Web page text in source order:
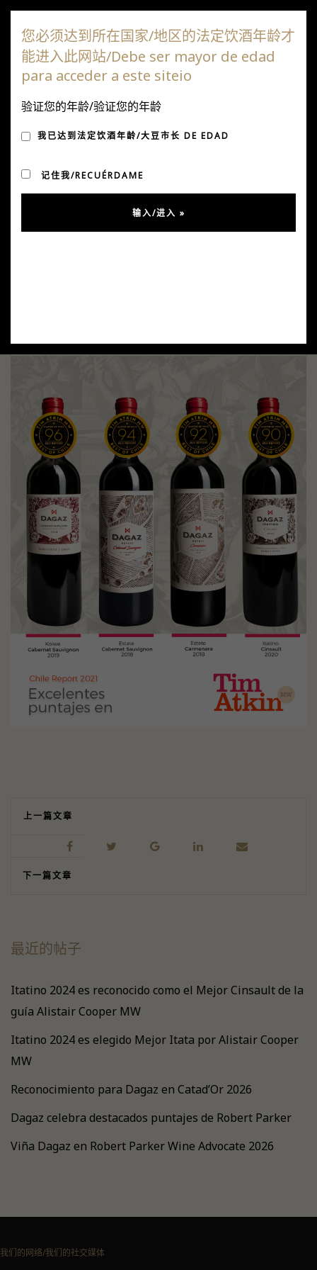
蒂姆·阿特金 2021 年智利
发表于 4 月 9, 2021经过乌苏拉·冈萨雷斯在未分类
上一篇文章
下一篇文章
最近的帖子
Itatino 2024 es reconocido como el Mejor Cinsault de la
guía Alistair Cooper MW
Itatino 2024 es elegido Mejor Itata por Alistair Cooper
MW
Reconocimiento para Dagaz en Catad’Or 2026
Dagaz celebra destacados puntajes de Robert Parker
Viña Dagaz en Robert Parker Wine Advocate 2026
我们的网络/我们的社交媒体
您必须达到所在国家/地区的法定饮酒年龄才
能进入此网站/Debe ser mayor de edad
para acceder a este siteio
验证您的年龄/验证您的年龄
我已达到法定饮酒年龄/大豆市长 DE EDAD
记住我/RECUÉRDAME